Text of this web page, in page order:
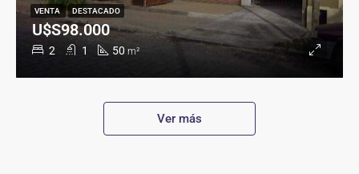
2 1 50 m²
U$S98.000
VENTA DESTACADO
Ver más